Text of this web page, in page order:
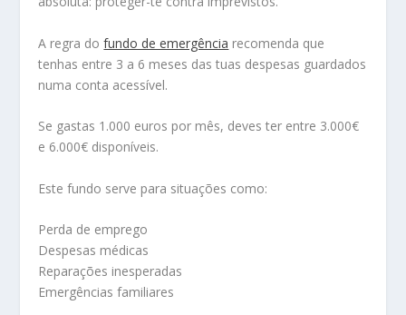
A regra dofundo de emergência recomenda que
tenhas entre 3 a 6 meses das tuas despesas guardados
numa conta acessível.
Se gastas 1.000 euros por mês, deves ter entre 3.000€
e 6.000€ disponíveis.
Este fundo serve para situações como:
Perda de emprego
Despesas médicas
Reparações inesperadas
Emergências familiares